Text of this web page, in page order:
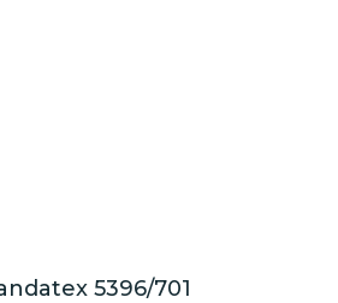
5396/701